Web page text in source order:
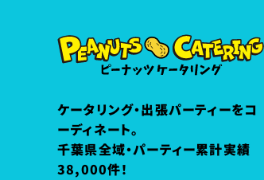
ケータリング・出張パーティーをコ
ーディネート。
千葉県全域・パーティー累計実績
38,000件！